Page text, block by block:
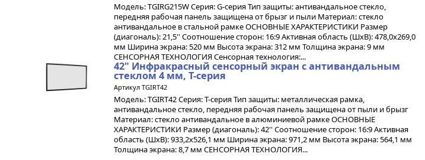
Модель: TGIRG215W Серия: G-серия Тип защиты: антивандальное стекло,
передняя рабочая панель защищена от брызг и пыли Материал: стекло
антивандальное в стальной рамке ОСНОВНЫЕ ХАРАКТЕРИСТИКИ Размер
(диагональ): 21,5'' Соотношение сторон: 16:9 Активная область (ШхВ): 478,0х269,0
мм Ширина экрана: 520 мм Высота экрана: 312 мм Толщина экрана: 9 мм
СЕНСОРНАЯ ТЕХНОЛОГИЯ Сенсорная технология:...
42" Инфракрасный сенсорный экран с антивандальным
стеклом 4 мм, T-серия
Артикул TGIRT42
Модель: TGIRT42 Серия: T-серия Тип защиты: металлическая рамка,
антивандальное стекло, передняя рабочая панель защищена от пыли и брызг
Материал: стекло антивандальное в алюминиевой рамке ОСНОВНЫЕ
ХАРАКТЕРИСТИКИ Размер (диагональ): 42'' Соотношение сторон: 16:9 Активная
область (ШхВ): 933,2х526,1 мм Ширина экрана: 971,2 мм Высота экрана: 564,1 мм
Толщина экрана: 8,7 мм СЕНСОРНАЯ ТЕХНОЛОГИЯ...